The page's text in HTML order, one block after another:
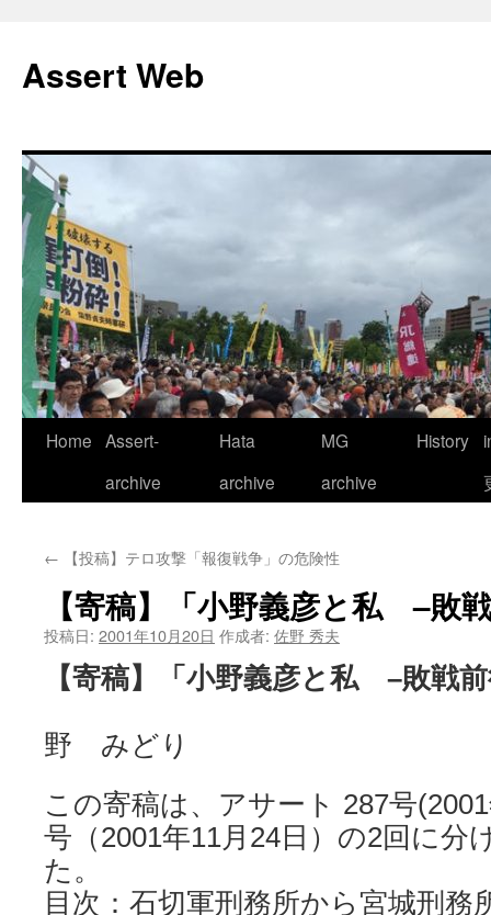
テ
ン
ス
キ
ッ
プ
Assert Web
Home Assert-
archive
Hata
archive
MG
archive
History
← 【投稿】テロ攻撃「報復戦争」の危険性
【寄稿】「小野義彦と私 –敗
投稿日: 2001年10月20日 作成者: 佐野 秀夫
【寄稿】「小野義彦と私 –敗戦
野 みどり
この寄稿は、アサート 287号
号（2001年11月24日）の2回に分
た。
目次：石切軍刑務所から宮城刑務